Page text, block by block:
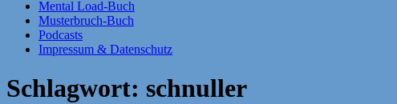
Mental Load-Buch
Musterbruch-Buch
Podcasts
Impressum & Datenschutz
Schlagwort: schnuller